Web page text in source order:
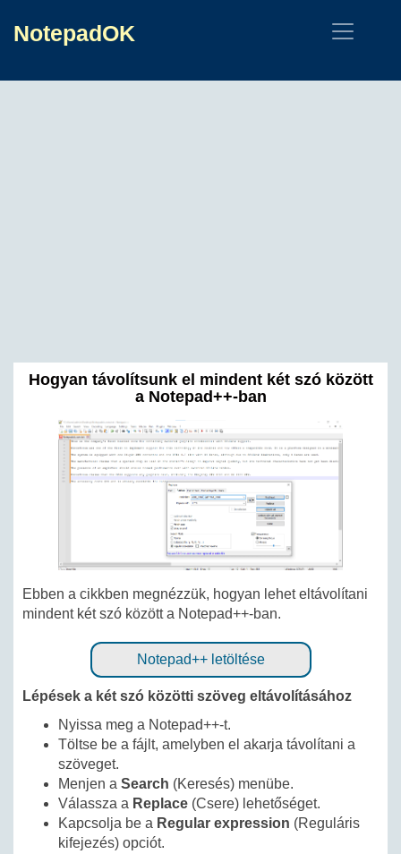
NotepadOK
Hogyan távolítsunk el mindent két szó között
a Notepad++-ban
Ebben a cikkben megnézzük, hogyan lehet eltávolítani
mindent két szó között a Notepad++-ban.
Notepad++ letöltése
Lépések a két szó közötti szöveg eltávolításához
Nyissa meg a Notepad++-t.
Töltse be a fájlt, amelyben el akarja távolítani a
szöveget.
Menjen a Search (Keresés) menübe.
Válassza a Replace (Csere) lehetőséget.
Kapcsolja be a Regular expression (Reguláris
kifejezés) opciót.